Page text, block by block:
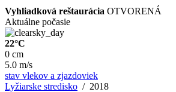
Vyhliadková reštaurácia OTVORENÁ
Aktuálne počasie
22°C
0 cm
5.0 m/s
stav vlekov a zjazdoviek
Lyžiarske stredisko / 2018